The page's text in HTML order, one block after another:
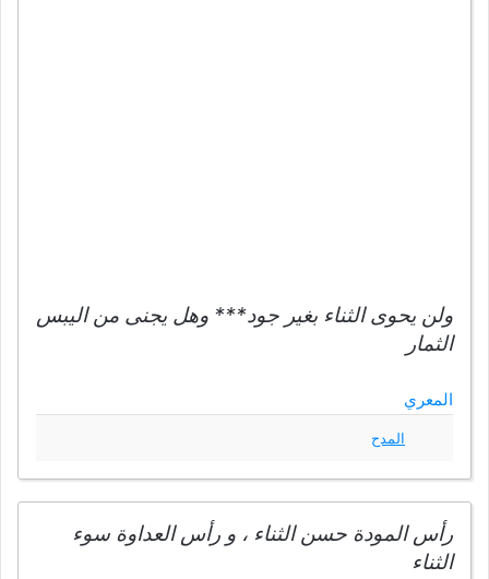
ولن يحوى الثناء بغير جود*** وهل يجنى من اليبس
الثمار
المعري
المدح
رأس المودة حسن الثناء ، و رأس العداوة سوء
الثناء